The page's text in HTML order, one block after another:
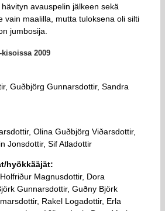
avauspelin jälkeen sekä
vain maalilla, mutta tuloksena oli silti
jumbosija.
2009
Guðbjörg Gunnarsdottir, Sandra
Olina Guðbjörg Viðarsdottir,
Jonsdottir, Sif Atladottir
hyökkääjät:
Magnusdottir, Dora
Gunnarsdottir, Guðny Björk
Rakel Logadottir, Erla